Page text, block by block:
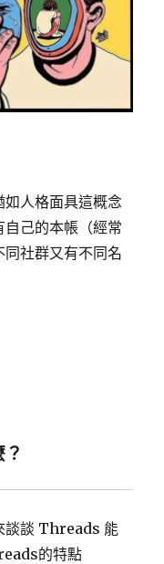
人格面具這概念
己的本帳（經常
社群又有不同名
談談 Threads 能
的特點